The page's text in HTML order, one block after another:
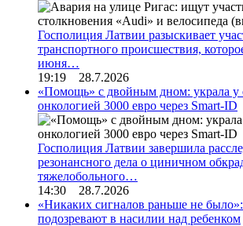
Госполиция Латвии разыскивает
транспортного происшествия,
июня…
19:19 28.7.2026
«Помощь» с двойным дном: украла у
онкологией 3000 евро через Smart-ID
Госполиция Латвии завершила
резонансного дела о циничном
тяжелобольного…
14:30 28.7.2026
«Никаких сигналов раньше не было»:
подозревают в насилии над ребенком